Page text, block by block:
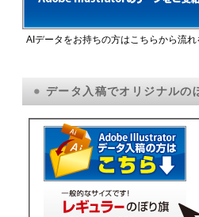
AIデータをお持ちの方はこちらから流
データ入稿でオリジナルの